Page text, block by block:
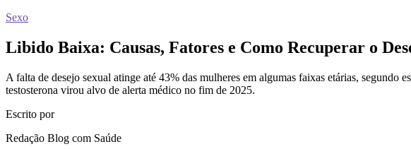
Sexo
Libido Baixa: Causas, Fatores e Como Recuperar o
A falta de desejo sexual atinge até 43% das mulheres em algumas faixas etárias,
testosterona virou alvo de alerta médico no fim de 2025.
Escrito por
Redação Blog com Saúde